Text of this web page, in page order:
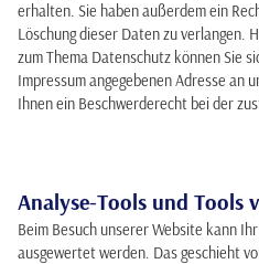
erhalten. Sie haben außerdem ein
Löschung dieser Daten zu verlangen.
zum Thema Datenschutz können Sie
Impressum angegebenen Adresse an
Ihnen ein Beschwerderecht bei der
Analyse-Tools und Tools
Beim Besuch unserer Website kann
ausgewertet werden. Das geschieht